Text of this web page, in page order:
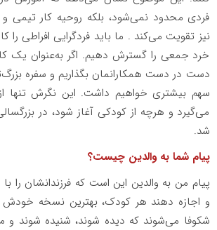
فردی محدود نمی‌شود، بلکه روحیه کار تیمی
نیز تقویت می‌کند . ما باید فردگرایی افراطی
خرد جمعی را گسترش دهیم. اگر به‌عنوان یک
دست در دست همکارانمان بگذاریم و سفره
سهم بیشتری خواهیم داشت. این نگرش تنها
می‌گیرد و هرچه از کودکی آغاز شود، در
شد.
پیام شما به والدین چیست؟
پیام من به والدین این است که فرزندانشان را
و اجازه دهند هر کودک، بهترین نسخه خودش
شکوفا می‌شوند که دیده شوند، شنیده شوند و